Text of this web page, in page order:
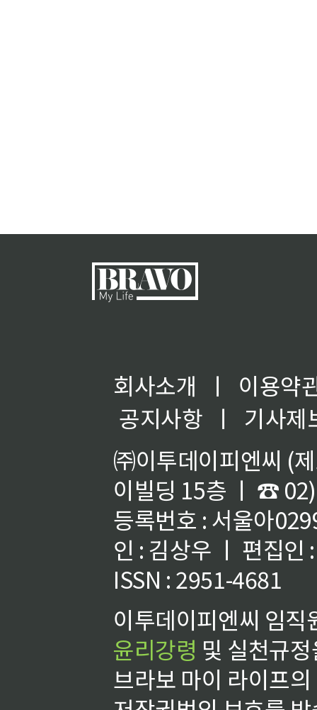
회사소개 ㅣ
이용약
공지사항
ㅣ
기사제
㈜이투데이피엔씨 (
이빌딩 15층 ㅣ ☎
등록번호 : 서울아
인 : 김상우 ㅣ 편집인
ISSN : 2951-4681
이투데이피엔씨 임
윤리강령 및 실천규
브라보 마이 라이프